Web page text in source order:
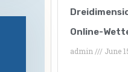
Online-
admin June